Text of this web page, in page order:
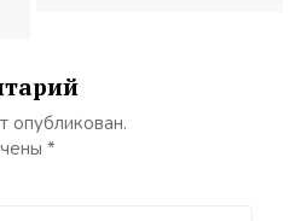
опубликован.
*